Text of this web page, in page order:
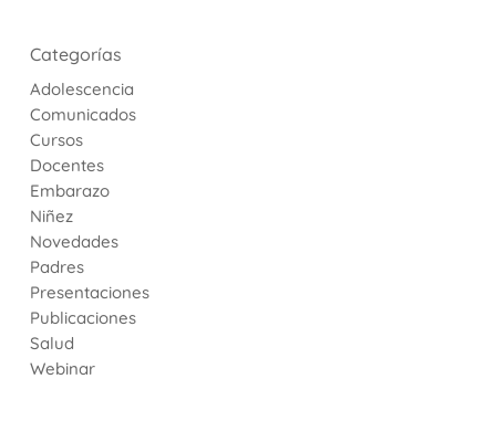
Categorías
Adolescencia
Comunicados
Cursos
Docentes
Embarazo
Niñez
Novedades
Padres
Presentaciones
Publicaciones
Salud
Webinar